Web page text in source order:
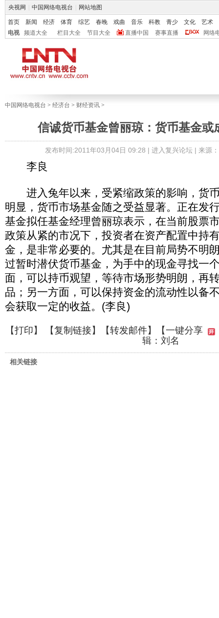
央视网 中国网络电视台 网站地图
首页 新闻 经济 体育 综艺 春晚 戏曲 音乐 科教 青少 文化
艺术
电视
频道大全 栏目大全 节目大全 直播中国 赛事直播 网络
中国网络电视台 > 经济台 > 财经资讯 >
信诚货币基金曾丽琼：货币基金或
发布时间:2011年03月04日 09:28 | 进入复兴论坛 | 来源
李良
进入兔年以来，受紧缩政策的影响，货
明显，货币市场基金随之受益显著。正在发
基金拟任基金经理曾丽琼表示，在当前股票
政策从紧的市况下，投资者在资产配置中持
金，是非常必要的。尤其是在目前局势不明
过暂时潜伏货币基金，为手中的现金寻找一
面，可以持币观望，等待市场形势明朗，再
品；另一方面，可以保持资金的流动性以备
会获取一定的收益。(李良)
【打印】 【复制链接】【转发邮件】
【一键分享
辑：刘名
相关链接